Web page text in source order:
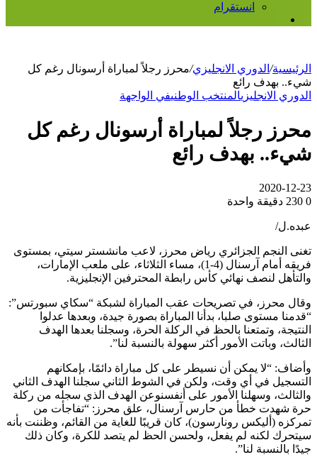
انستقرام
الرئيسية/ الدوري الانجليزي/محرز رجلاً لمباراة أرسونال رغم كل
شيء.. بهدف رائع
الدوري الانجليزيالمنتخب الوطنيفي الواجهة
محرز رجلاً لمباراة أرسونال رغم كل
شيء.. بهدف رائع
2020-12-23
0
دقيقة واحدة
عبده.ل/
تغنى النجم الجزائري رياض محرز، لاعب مانشستر سيتي، بمستوى
فريقه أمام آرسنال (4-1)، مساء الثلاثاء، على ملعب الإمارات،
والتأهل لنصف نهائي كأس رابطة المحترفين الإنجليزية.
وقال محرز، في تصريحات عقب المباراة لشبكة “سكاي سبورتس”:
“قدمنا مستوى صلبا، بدأنا المباراة بصورة جيدة، وبعدها عدلوا
النتيجة، وتمتعنا بالحظ في الركلة الحرة، وسجلنا بعدها الهدف
الثالث، وباتت الأمور أكثر سهولة بالنسبة لنا”.
وأضاف: “لا يمكن أن نسيطر على كل مباراة دائمًا، بإمكانهم
التسجيل في أي وقت، ولكن في الشوط الثاني سجلنا الهدف الثاني
والثالث، وسهلنا الأمور على أنفسنوعن الهدف الذي سجله من ركلة
حرة شهدت خطأ من حارس آرسنال، علق محرز: “تفاجأت من
تمركزه (أليكس رونارسون)، كان قريبًا للغاية من القائم، وظننت بأنه
سيتحرك لكنه لم يفعل، ولحسن الحظ لم يتصد للكرة، وكان ذلك
جيدًا بالنسبة لنا”.